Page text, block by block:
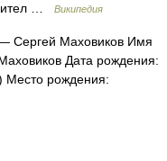
…
Википедия
Сергей Маховиков Имя
Дата рождения:
Место рождения: